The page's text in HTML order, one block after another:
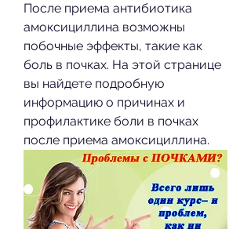
После приема антибиотика
амоксициллина возможны
побочные эффекты, такие как
боль в почках. На этой странице
вы найдете подробную
информацию о причинах и
профилактике боли в почках
после приема амоксициллина.